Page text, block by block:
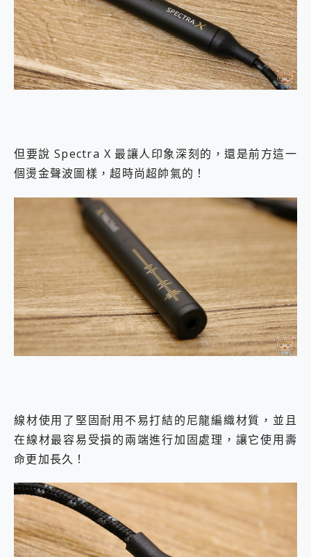
但要說 Spectra X 最讓人印象深刻的，還是前方這一
個燙金聲波圖樣，超時尚超帥氣的！
線材使用了堅固耐用不易打結的尼龍編織材質，並且
在線材最容易受損的兩端進行加固處理，讓它使用壽
命更加長久！